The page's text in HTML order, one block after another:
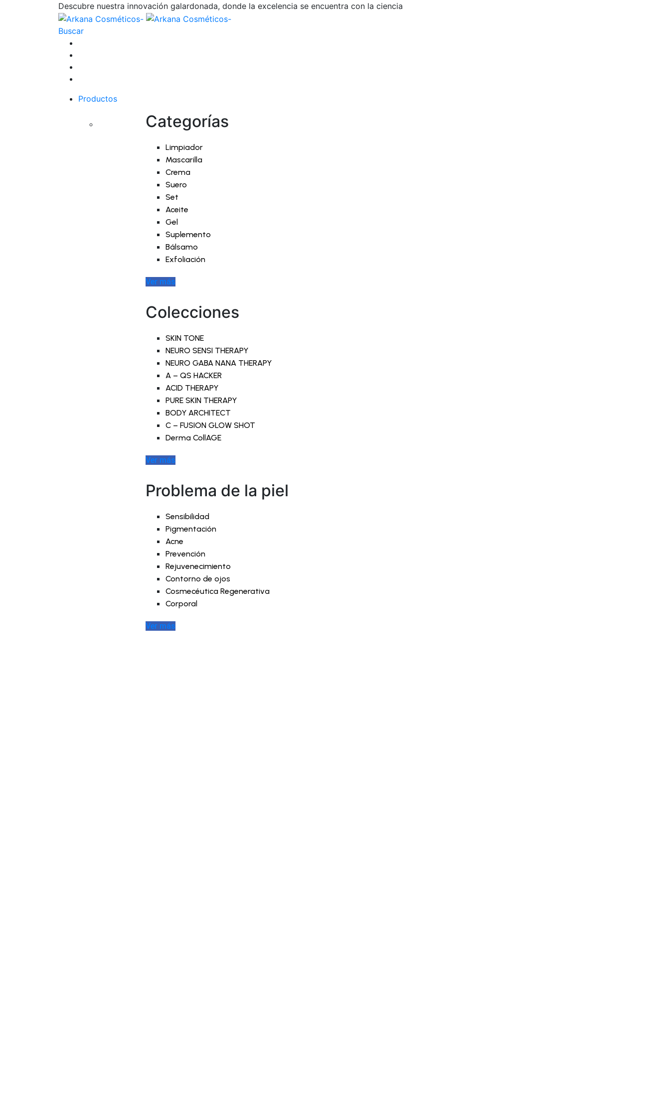
Descubre nuestra innovación galardonada, donde la excelencia se encuentra con la ciencia
Buscar
Productos
Categorías
Limpiador
Mascarilla
Crema
Suero
Set
Aceite
Gel
Suplemento
Bálsamo
Exfoliación
Ver más
Colecciones
SKIN TONE
NEURO SENSI THERAPY
NEURO GABA NANA THERAPY
A – QS HACKER
ACID THERAPY
PURE SKIN THERAPY
BODY ARCHITECT
C – FUSION GLOW SHOT
Derma CollAGE
Ver más
Problema de la piel
Sensibilidad
Pigmentación
Acne
Prevención
Rejuvenecimiento
Contorno de ojos
Cosmecéutica Regenerativa
Corporal
Ver más